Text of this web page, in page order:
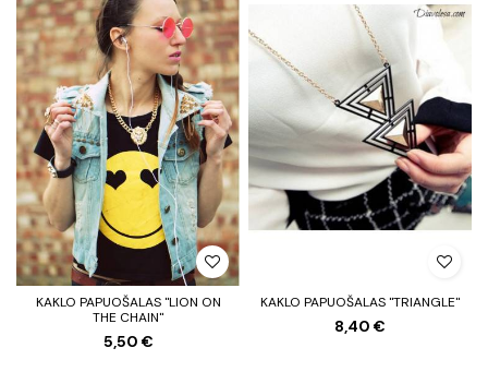
KAKLO PAPUOŠALAS "LION ON
THE CHAIN"
5,50 €
KAKLO PAPUOŠALAS "TRIANGLE"
8,40 €